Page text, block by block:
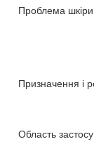
Проблема шкіри
Призначення і
Область